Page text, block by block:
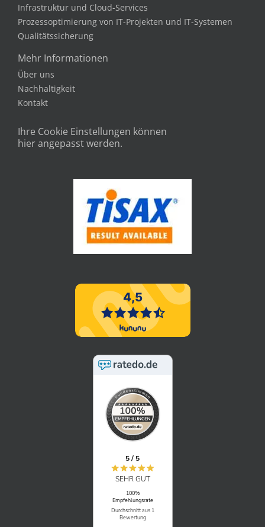
Infrastruktur und Cloud-Services
Prozessoptimierung von IT-Projekten und IT-Systemen
Qualitätssicherung
Mehr Informationen
Über uns
Nachhaltigkeit
Kontakt
Ihre Cookie Einstellungen können
hier angepasst werden.
5 / 5
SEHR GUT
100%
Empfehlungsrate
Durchschnitt aus 1
Bewertung